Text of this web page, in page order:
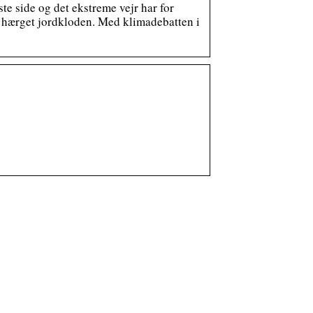
side og det ekstreme vejr har for
jordkloden. Med klimadebatten i